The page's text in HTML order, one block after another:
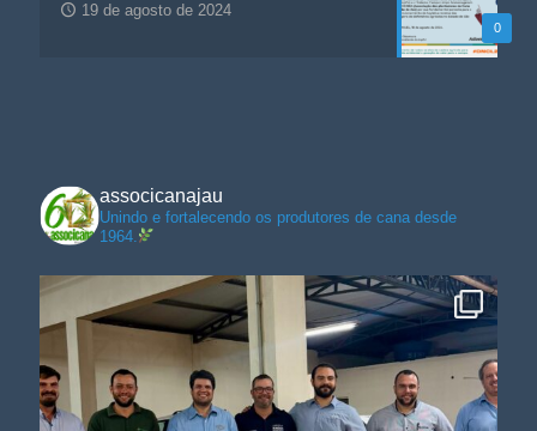
0
19 de agosto de 2024
associcanajau
Unindo e fortalecendo os produtores de cana desde
1964.